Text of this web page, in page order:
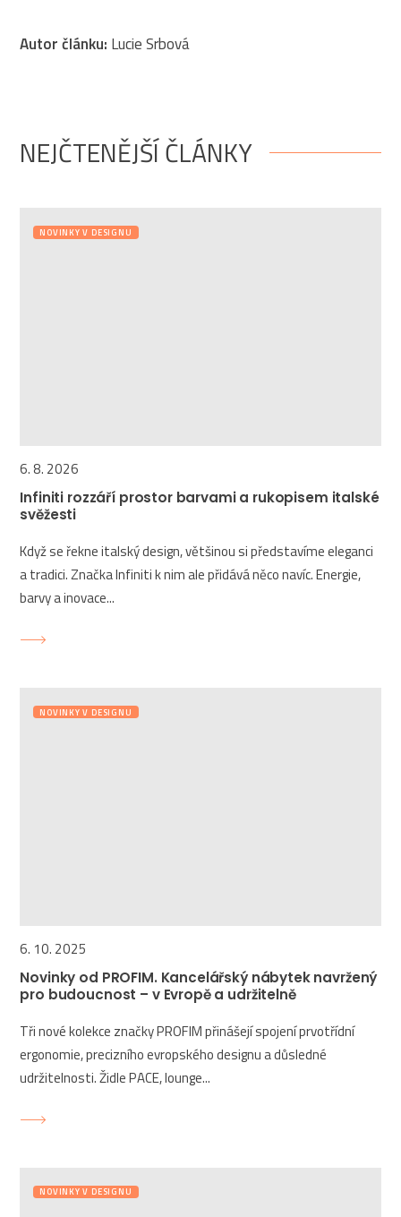
Autor článku: Lucie Srbová
NEJČTENĚJŠÍ ČLÁNKY
NOVINKY V DESIGNU
6. 8. 2026
Infiniti rozzáří prostor barvami a rukopisem italské
svěžesti
Když se řekne italský design, většinou si představíme eleganci
a tradici. Značka Infiniti k nim ale přidává něco navíc. Energie,
barvy a inovace...
NOVINKY V DESIGNU
6. 10. 2025
Novinky od PROFIM. Kancelářský nábytek navržený
pro budoucnost – v Evropě a udržitelně
Tři nové kolekce značky PROFIM přinášejí spojení prvotřídní
ergonomie, precizního evropského designu a důsledné
udržitelnosti. Židle PACE, lounge...
NOVINKY V DESIGNU